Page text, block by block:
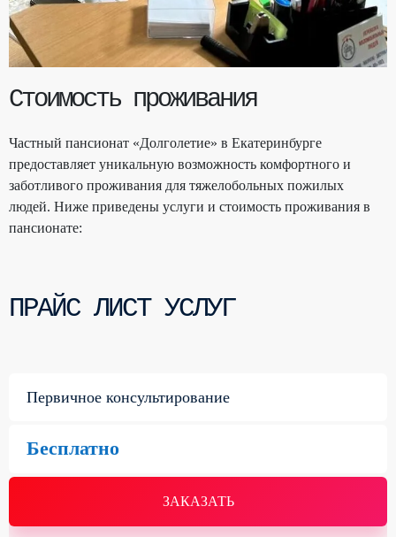
Стоимость проживания
Частный пансионат «Долголетие» в Екатеринбурге
предоставляет уникальную возможность комфортного и
заботливого проживания для тяжелобольных пожилых
людей. Ниже приведены услуги и стоимость проживания в
пансионате:
ПРАЙС ЛИСТ УСЛУГ
Первичное консультирование
ЗАКАЗАТЬ
Бесплатно